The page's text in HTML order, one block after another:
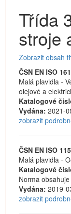
Třída
stroje
Zobrazit obsah
ČSN EN ISO
Malá plavidla -
olejové a
Katalogové
Vydána: 2021-
zobrazit
ČSN EN ISO
Malá plavidla -
Katalogové
Norma
Vydána: 2019-
zobrazit